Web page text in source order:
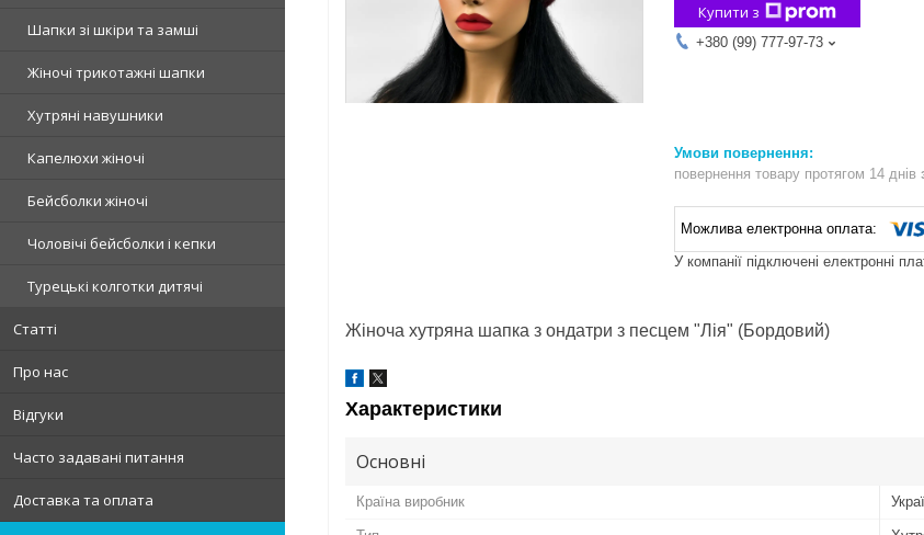
Шапки зі шкіри та замші
Жіночі трикотажні шапки
Хутряні навушники
Капелюхи жіночі
Бейсболки жіночі
Чоловічі бейсболки і кепки
Турецькі колготки дитячі
Статті
Про нас
Відгуки
Часто задавані питання
Доставка та оплата
Купити з
+380 (99) 777-97-73
повернення товару протягом 14 днів
У компанії підключені електронні
Жіноча хутряна шапка з ондатри з песцем "Лія" (Бордовий)
Характеристики
Основні
Країна виробник